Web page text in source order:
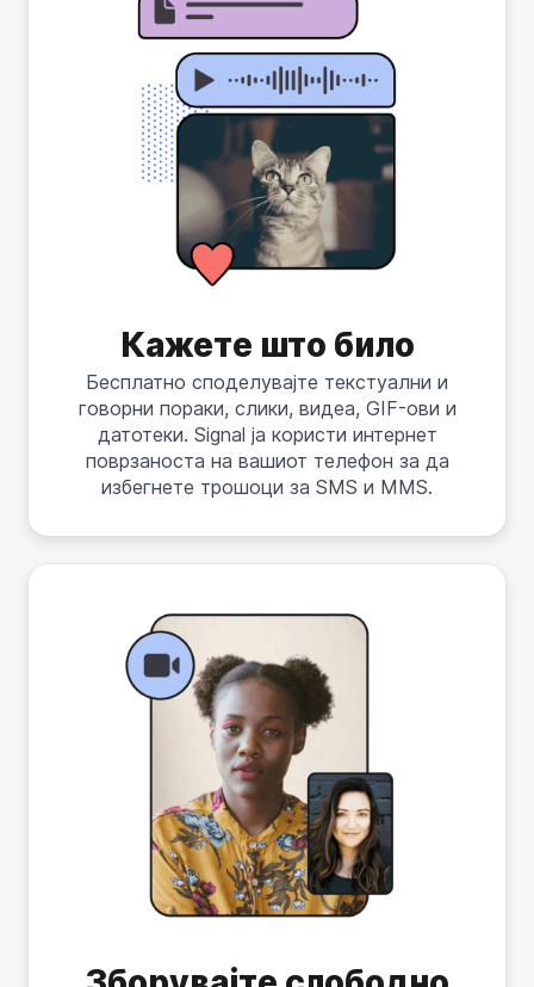
Кажете што било
Бесплатно споделувајте текстуални и
говорни пораки, слики, видеа, GIF-ови и
датотеки. Signal ја користи интернет
поврзаноста на вашиот телефон за да
избегнете трошоци за SMS и MMS.